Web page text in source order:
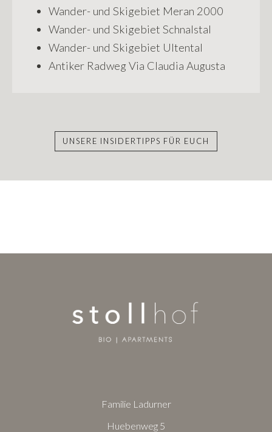
Wander- und Skigebiet Meran 2000
Wander- und Skigebiet Schnalstal
Wander- und Skigebiet Ultental
Antiker Radweg Via Claudia Augusta
UNSERE INSIDERTIPPS FÜR EUCH
Familie Ladurner
Huebenweg 5